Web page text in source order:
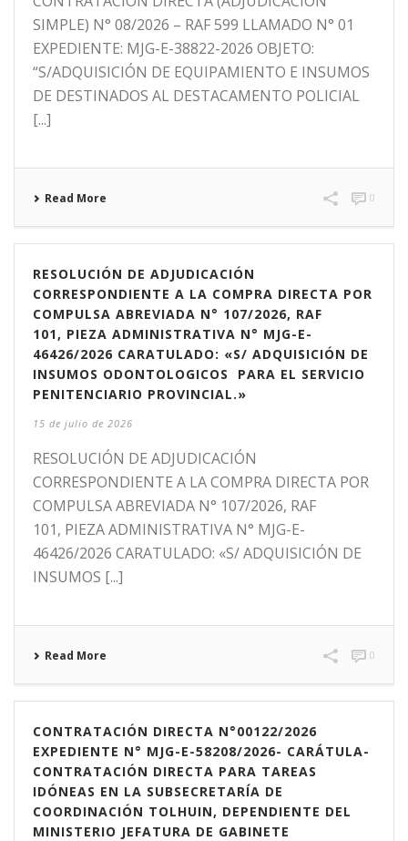
SIMPLE) N° 08/2026 – RAF 599 LLAMADO N° 01
EXPEDIENTE: MJG-E-38822-2026 OBJETO:
“S/ADQUISICIÓN DE EQUIPAMIENTO E INSUMOS
DE DESTINADOS AL DESTACAMENTO POLICIAL
[...]
Read More 0
RESOLUCIÓN DE ADJUDICACIÓN
CORRESPONDIENTE A LA COMPRA DIRECTA POR
COMPULSA ABREVIADA N° 107/2026, RAF
101, PIEZA ADMINISTRATIVA N° MJG-E-
46426/2026 CARATULADO: «S/ ADQUISICIÓN DE
INSUMOS ODONTOLOGICOS PARA EL SERVICIO
PENITENCIARIO PROVINCIAL.»
15 de julio de 2026
RESOLUCIÓN DE ADJUDICACIÓN
CORRESPONDIENTE A LA COMPRA DIRECTA POR
COMPULSA ABREVIADA N° 107/2026, RAF
101, PIEZA ADMINISTRATIVA N° MJG-E-
46426/2026 CARATULADO: «S/ ADQUISICIÓN DE
INSUMOS [...]
Read More 0
CONTRATACIÓN DIRECTA N°00122/2026
EXPEDIENTE N° MJG-E-58208/2026- CARÁTULA-
CONTRATACIÓN DIRECTA PARA TAREAS
IDÓNEAS EN LA SUBSECRETARÍA DE
COORDINACIÓN TOLHUIN, DEPENDIENTE DEL
MINISTERIO JEFATURA DE GABINETE